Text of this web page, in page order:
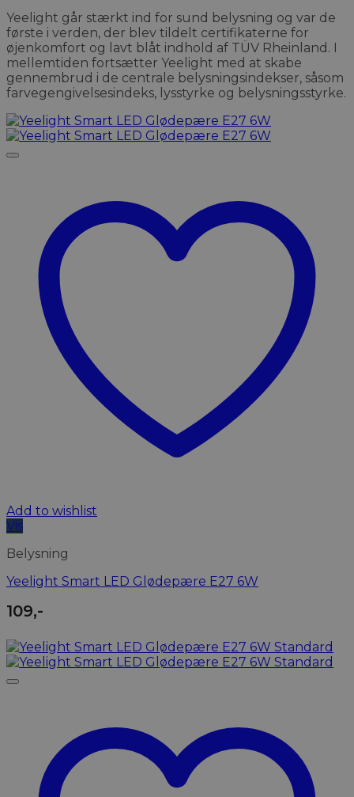
Yeelight går stærkt ind for sund belysning og var de
første i verden, der blev tildelt certifikaterne for
øjenkomfort og lavt blåt indhold af TÜV Rheinland. I
mellemtiden fortsætter Yeelight med at skabe
gennembrud i de centrale belysningsindekser, såsom
farvegengivelsesindeks, lysstyrke og belysningsstyrke.
Add to wishlist
Vis
Belysning
Yeelight Smart LED Glødepære E27 6W
109,-